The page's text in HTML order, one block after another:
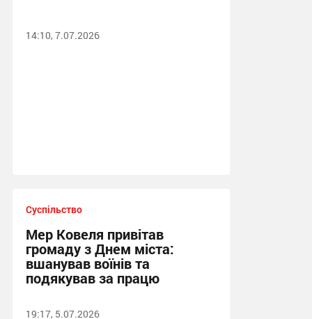
14:10, 7.07.2026
Суспільство
Мер Ковеля привітав
громаду з Днем міста:
вшанував воїнів та
подякував за працю
19:17, 5.07.2026